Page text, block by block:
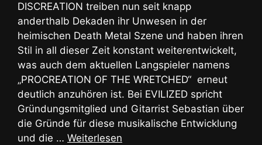
DISCREATION treiben nun seit knapp
anderthalb Dekaden ihr Unwesen in der
heimischen Death Metal Szene und haben ihren
Stil in all dieser Zeit konstant weiterentwickelt,
was auch dem aktuellen Langspieler namens
„PROCREATION OF THE WRETCHED“ erneut
deutlich anzuhören ist. Bei EVILIZED spricht
Gründungsmitglied und Gitarrist Sebastian über
die Gründe für diese musikalische Entwicklung
und die … Weiterlesen